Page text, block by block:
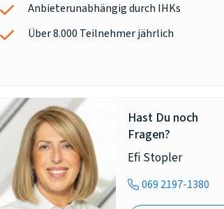
Anbieterunabhängig durch IHKs
Über 8.000 Teilnehmer jährlich
Hast Du noch
Fragen?
Efi Stopler
069 2197-1380